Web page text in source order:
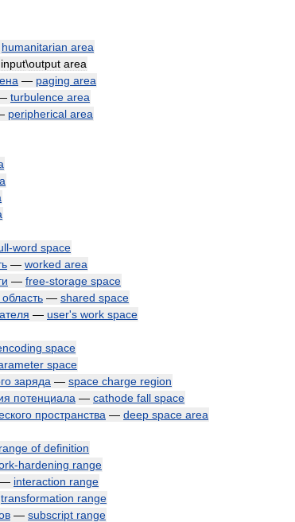
humanitarian area
input\output area
— paging area
turbulence area
peripherical area
-word space
— worked area
— free-storage space
область — shared space
— user's work space
space
space
заряда — space charge region
потенциала — cathode fall space
пространства — deep space area
range of definition
-hardening range
— interaction range
transformation range
— subscript range